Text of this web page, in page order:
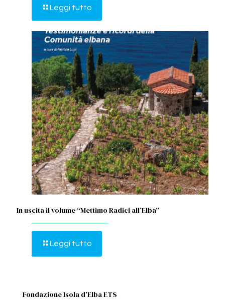
Leggi tutto
In uscita il volume “Mettimo Radici all’Elba”
Leggi tutto
Fondazione Isola d’Elba ETS